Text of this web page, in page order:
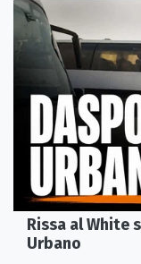
Rissa al White
Urbano